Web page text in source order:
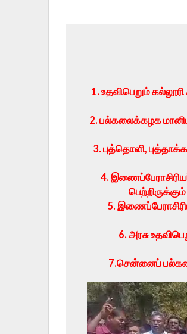
1. உதவிபெறும்
2. பல்கலைக்கழக
3. புத்தொளி,
4.
5.
6. அரசு
7.சென்னைப்